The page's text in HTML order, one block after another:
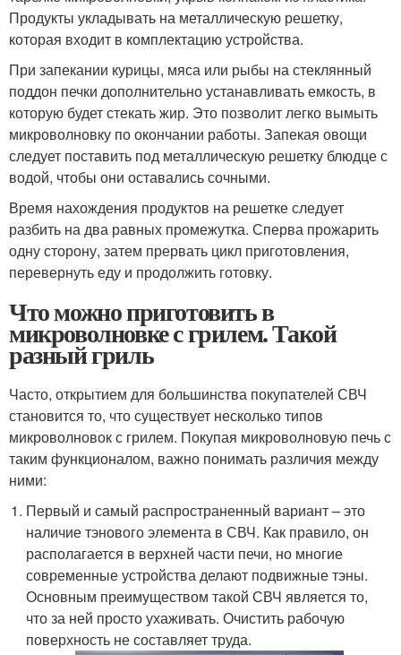
Продукты укладывать на металлическую решетку,
которая входит в комплектацию устройства.
При запекании курицы, мяса или рыбы на стеклянный
поддон печки дополнительно устанавливать емкость, в
которую будет стекать жир. Это позволит легко вымыть
микроволновку по окончании работы. Запекая овощи
следует поставить под металлическую решетку блюдце с
водой, чтобы они оставались сочными.
Время нахождения продуктов на решетке следует
разбить на два равных промежутка. Сперва прожарить
одну сторону, затем прервать цикл приготовления,
перевернуть еду и продолжить готовку.
Что можно приготовить в
микроволновке с грилем. Такой
разный гриль
Часто, открытием для большинства покупателей СВЧ
становится то, что существует несколько типов
микроволновок с грилем. Покупая микроволновую печь с
таким функционалом, важно понимать различия между
ними:
Первый и самый распространенный вариант – это
наличие тэнового элемента в СВЧ. Как правило, он
располагается в верхней части печи, но многие
современные устройства делают подвижные тэны.
Основным преимуществом такой СВЧ является то,
что за ней просто ухаживать. Очистить рабочую
поверхность не составляет труда.